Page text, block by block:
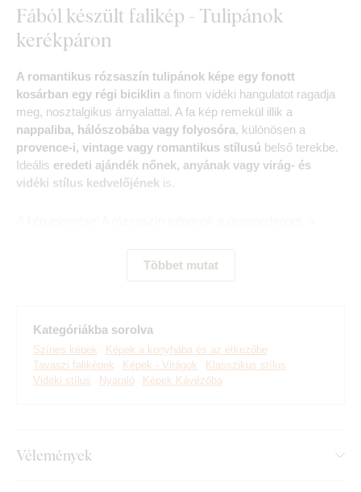
Fából készült falikép - Tulipánok
kerékpáron
A romantikus rózsaszín tulipánok képe egy fonott
kosárban egy régi biciklin a finom vidéki hangulatot ragadja
meg, nosztalgikus árnyalattal. A fa kép remekül illik a
nappaliba, hálószobába vagy folyosóra, különösen a
provence-i, vintage vagy romantikus stílusú belső terekbe.
Ideális eredeti ajándék nőnek, anyának vagy virág- és
vidéki stílus kedvelőjének is.
Többet mutat
Kategóriákba sorolva
Színes képek
Képek a konyhába és az étkezőbe
Tavaszi faliképek
Képek - Virágok
Klasszikus stílus
Vidéki stílus
Nyaraló Képek Kávézóba
Vélemények